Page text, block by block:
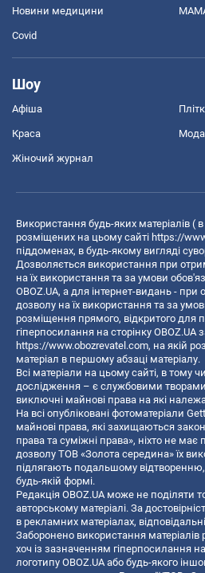
Новини медицини
Covid
Шоу
Афіша
Краса Мода
Жіночий журнал
Використання будь-яких матеріалів (
розміщених на цьому сайті https://
піддоменах, в будь-якому вигляді
Дозволяється використання при
на їх використання та за умови
OBOZ.UA, а для інтернет-видань -
дозволу на їх використання та за
розміщення прямого, відкритого для
гіперпосилання на сторінку
https://www.obozrevatel.com, на якій
матеріал в першому абзаці матеріалу.
Всі матеріали на цьому сайті, в тому
дослідження – є службовими творами
виключні майнові права на які
На всі опубліковані фотоматеріали
майнові права, які захищаються
права та суміжні права», ніхто не
дозволу ТОВ «Золота середина» їх
підлягають подальшому
будь-якій формі.
Редакція OBOZ.UA може не поділяти
авторському матеріалі. За
в рекламних матеріалах,
Заборонено використання матеріалів
хоч із зазначенням гіперпосилання
логотипу OBOZ.UA або будь-якого